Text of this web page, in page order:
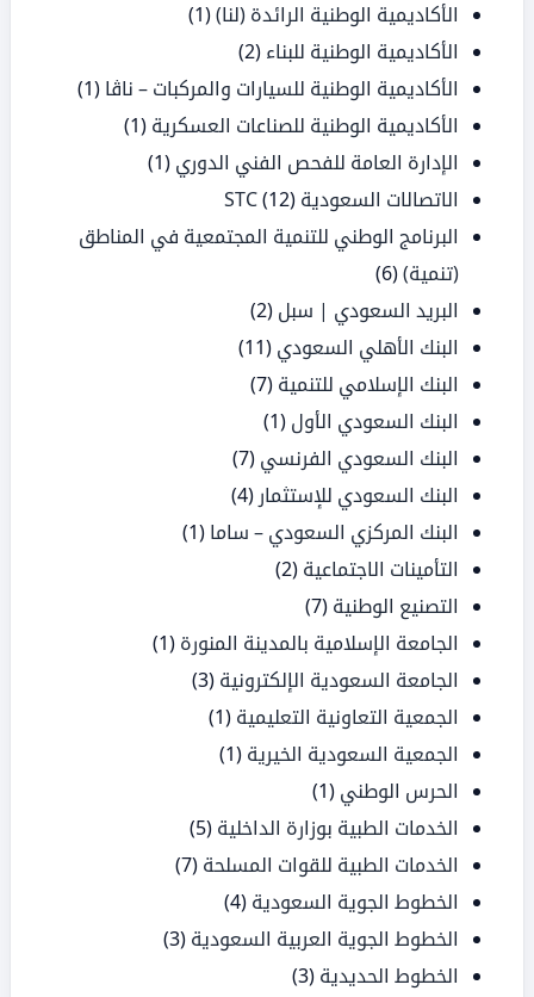
الأكاديمية الوطنية الرائدة (لنا)(1)
الأكاديمية الوطنية للبناء (2)
الأكاديمية الوطنية للسيارات والمركبات – ناڤا (1)
الأكاديمية الوطنية للصناعات العسكرية (1)
الإدارة العامة للفحص الفني الدوري (1)
الاتصالات السعودية STC (12)
البرنامج الوطني للتنمية المجتمعية في المناطق
(تنمية)(6)
البريد السعودي | سبل (2)
البنك الأهلي السعودي (11)
البنك الإسلامي للتنمية (7)
البنك السعودي الأول (1)
البنك السعودي الفرنسي (7)
البنك السعودي للإستثمار (4)
البنك المركزي السعودي – ساما (1)
التأمينات الاجتماعية (2)
التصنيع الوطنية (7)
الجامعة الإسلامية بالمدينة المنورة (1)
الجامعة السعودية الإلكترونية (3)
الجمعية التعاونية التعليمية (1)
الجمعية السعودية الخيرية (1)
الحرس الوطني (1)
الخدمات الطبية بوزارة الداخلية (5)
الخدمات الطبية للقوات المسلحة (7)
الخطوط الجوية السعودية (4)
الخطوط الجوية العربية السعودية (3)
الخطوط الحديدية (3)